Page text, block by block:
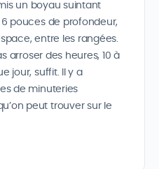
un boyau suintant
6 pouces de profondeur,
entre les rangées.
arroser des heures, 10 à
jour, suffit. Il y a
de minuteries
peut trouver sur le